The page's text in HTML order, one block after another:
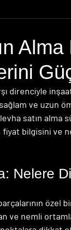
direnciyle
ve uzun
satın alma
bilgisini ve
Nelere
ve nemli